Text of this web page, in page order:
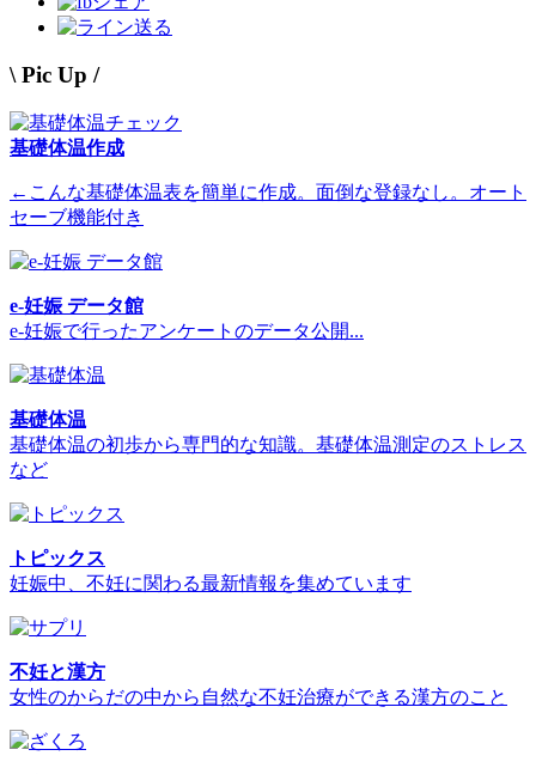
送る
\ Pic Up /
基礎体温作成
←こんな基礎体温表を簡単に作成。面倒な登録なし。オート
セーブ機能付き
e-妊娠 データ館
e-妊娠で行ったアンケートのデータ公開...
基礎体温
基礎体温の初歩から専門的な知識。基礎体温測定のストレス
など
トピックス
妊娠中、不妊に関わる最新情報を集めています
不妊と漢方
女性のからだの中から自然な不妊治療ができる漢方のこと